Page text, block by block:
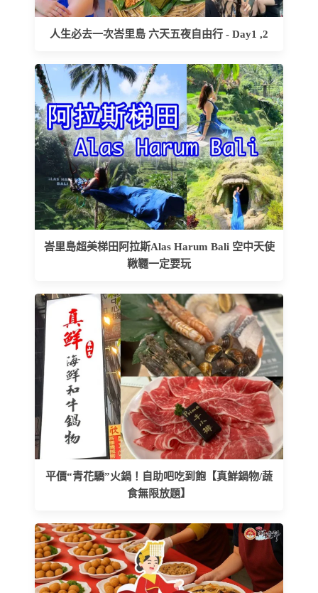
人生必去一次峇里島 六天五夜自由行 - Day1 ,2
峇里島超美梯田阿拉斯Alas Harum Bali 空中天使
鞦韆一定要玩
平價“青花驕”火鍋！自助吧吃到飽【真鮮鍋物/蔬
食無限放題】